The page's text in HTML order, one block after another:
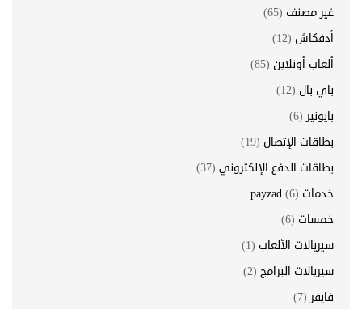
غير مصنف (65)
أدفكاش (12)
ألعاب أونلاين (85)
باي بال (12)
بايونير (6)
بطاقات الإتصال (19)
بطاقات الدفع الإلكتروني (37)
خدمات payzad (6)
خمسات (6)
سيريالات الألعاب (1)
سيريالات البرامج (2)
فايفر (7)